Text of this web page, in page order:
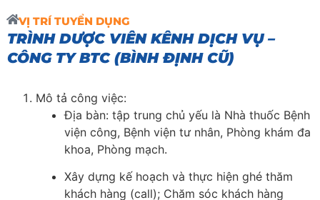
VỊ TRÍ TUYỂN DỤNG
TRÌNH DƯỢC VIÊN KÊNH DỊCH VỤ –
CÔNG TY BTC (BÌNH ĐỊNH CŨ)
Mô tả công việc:
Địa bàn: tập trung chủ yếu là Nhà thuốc Bệnh
viện công, Bệnh viện tư nhân, Phòng khám đa
khoa, Phòng mạch.
Xây dựng kế hoạch và thực hiện ghé thăm
khách hàng (call); Chăm sóc khách hàng